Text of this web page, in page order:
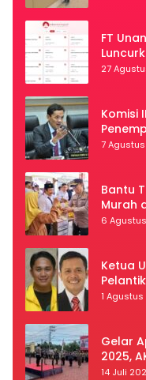
FT
Secara
27
Komisi
7
Bantu
Murah
6
Ketua
Luwu
1
Gelar
2025,
14 Juli